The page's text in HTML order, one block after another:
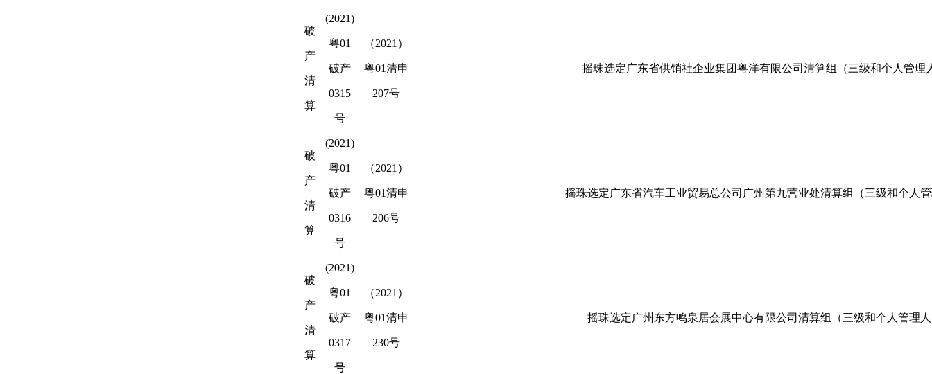
破
产
清
算
(2021)
粤01
破产
0315
号
（2021）
粤01清申
207号
摇珠选定广东省供销社企业集团粤洋有限公司清算组（三级和个人管理
破
产
清
算
(2021)
粤01
破产
0316
号
（2021）
粤01清申
206号
摇珠选定广东省汽车工业贸易总公司广州第九营业处清算组（三级和个人
破
产
清
算
(2021)
粤01
破产
0317
号
（2021）
粤01清申
230号
摇珠选定广州东方鸣泉居会展中心有限公司清算组（三级和个人管理